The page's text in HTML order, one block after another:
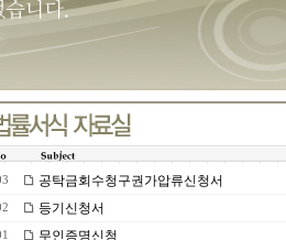
공탁금회수청구권가압류신청서
등기신청서
무인증명신청